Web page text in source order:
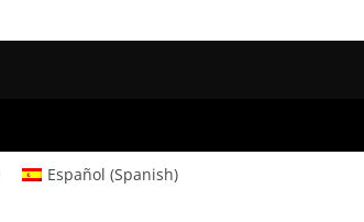
Español (Spanish)